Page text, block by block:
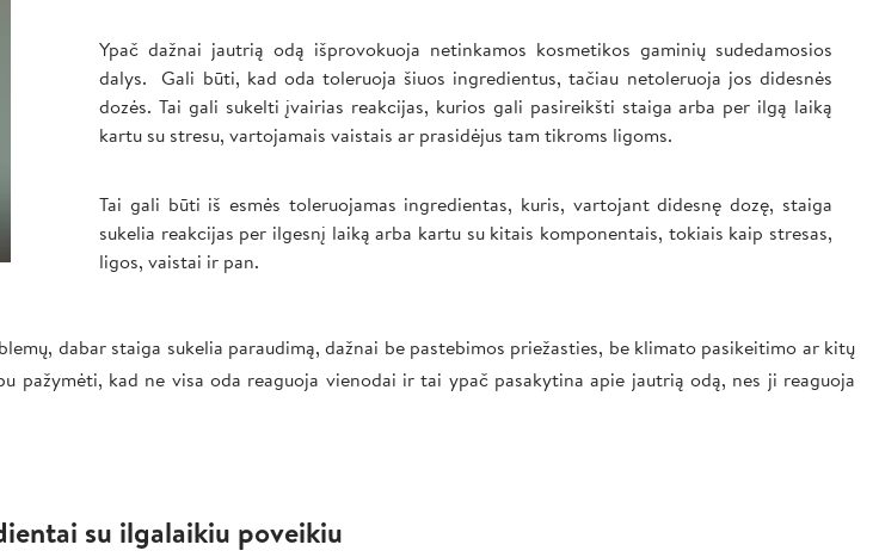
Ypač dažnai jautrią odą išprovokuoja netinkamos kosmetikos gaminių sudedamosios
dalys. Gali būti, kad oda toleruoja šiuos ingredientus, tačiau netoleruoja jos didesnės
dozės. Tai gali sukelti įvairias reakcijas, kurios gali pasireikšti staiga arba per ilgą laiką
kartu su stresu, vartojamais vaistais ar prasidėjus tam tikroms ligoms.
Tai gali būti iš esmės toleruojamas ingredientas, kuris, vartojant didesnę dozę, staiga
sukelia reakcijas per ilgesnį laiką arba kartu su kitais komponentais, tokiais kaip stresas,
ligos, vaistai ir pan.
dabar staiga sukelia paraudimą, dažnai be pastebimos priežasties, be klimato pasikeitimo ar kitų
pažymėti, kad ne visa oda reaguoja vienodai ir tai ypač pasakytina apie jautrią odą, nes ji reaguoja
su ilgalaikiu poveikiu